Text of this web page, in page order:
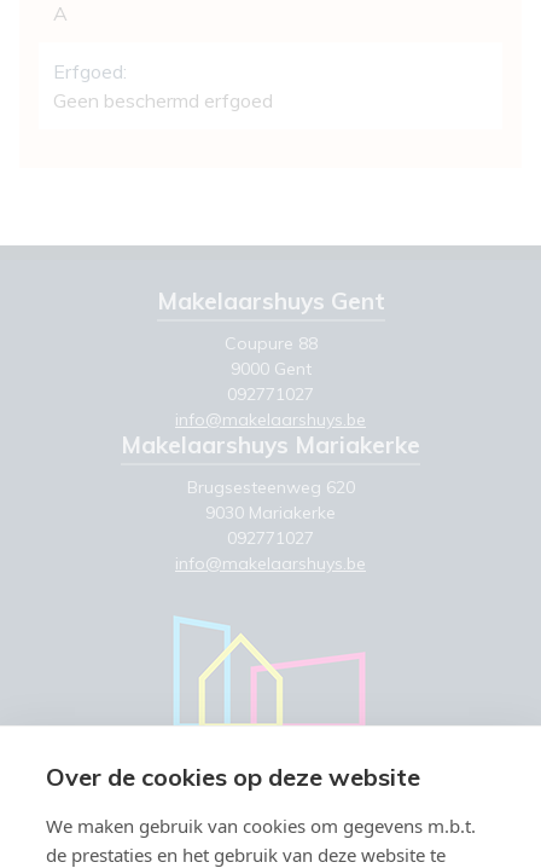
A
Erfgoed:
Geen beschermd erfgoed
Makelaarshuys Gent
Coupure 88
9000 Gent
092771027
info@makelaarshuys.be
Makelaarshuys Mariakerke
Brugsesteenweg 620
9030 Mariakerke
092771027
info@makelaarshuys.be
Over de cookies op deze website
We maken gebruik van cookies om gegevens m.b.t.
de prestaties en het gebruik van deze website te